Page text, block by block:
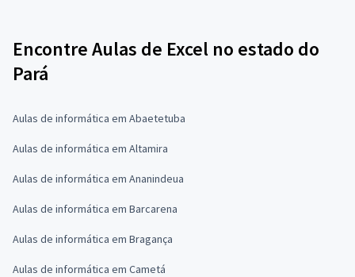
Encontre Aulas de Excel no estado do
Pará
Aulas de informática em Abaetetuba
Aulas de informática em Altamira
Aulas de informática em Ananindeua
Aulas de informática em Barcarena
Aulas de informática em Bragança
Aulas de informática em Cametá